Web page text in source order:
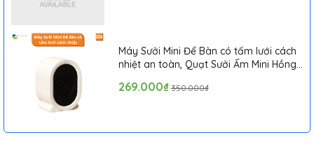
màu trắng tinh tế, không quá cầu kì. Thân bếp nhỏ gọn sẽ
sang trọng hơn cho căn bếp. Đặc biệt, khối lượng
1.7kgnên người dùng có thể hoàn toàn sử dụng bếp trực
tiếp trên bàn ăn hoặc mang theo trong những buổi cắm trại,
tiệc tùng ngoài trời vô cùng gọn nhẹ.
Máy Sưởi Mini Để Bàn có tấm lưới cách
nhiệt an toàn, Quạt Sưởi Ấm Mini Hồng
269.000₫ 350.000₫